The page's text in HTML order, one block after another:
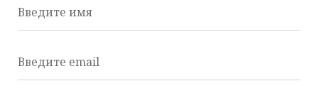
Введите имя
Введите email